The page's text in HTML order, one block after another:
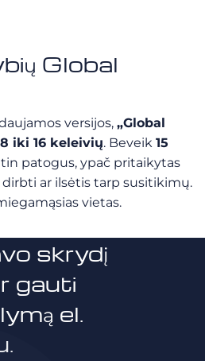
Global
versijos, „Global
iki 16 keleivių. Beveik 15
patogus, ypač pritaikytas
dirbti ar ilsėtis tarp susitikimų.
vietas.
skrydį
gauti
el.